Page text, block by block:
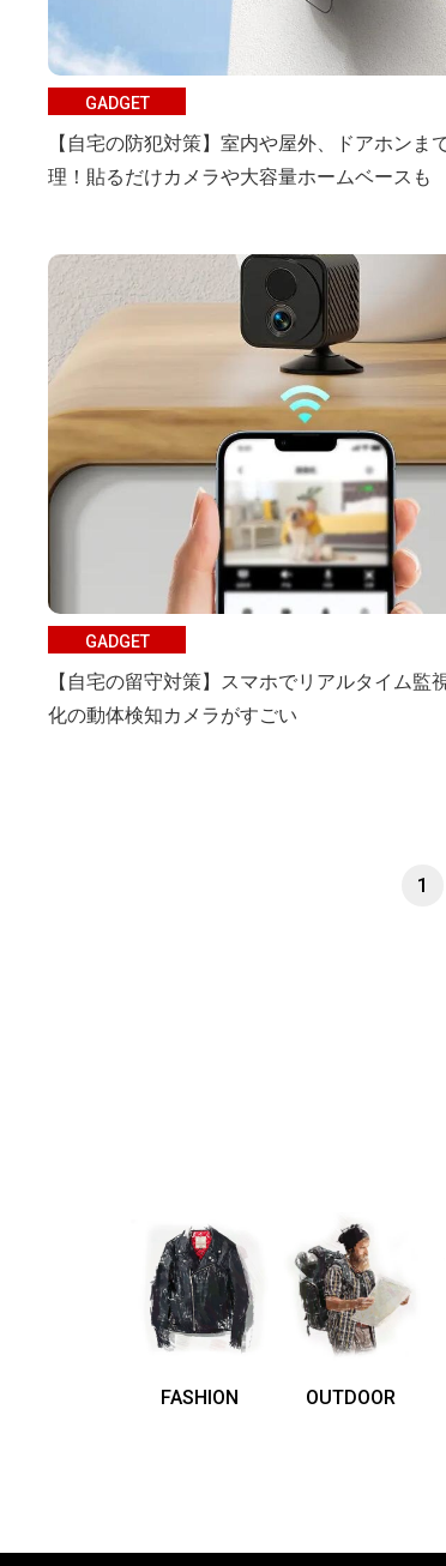
GADGET
【自宅の防犯対策】室内や屋外、ドアホンま
理！貼るだけカメラや大容量ホームベースも
GADGET
【自宅の留守対策】スマホでリアルタイム監
化の動体検知カメラがすごい
1
FASHION OUTDOOR